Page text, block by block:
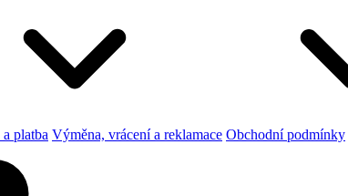
platba Výměna, vrácení a reklamace Obchodní podmínky